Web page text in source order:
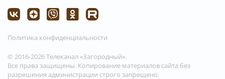
© 2016-2026 Телеканал «Загородный».
Все права защищены. Копирование материалов сайта без
разрешения администрации строго запрещено.
Политика конфиденциальности